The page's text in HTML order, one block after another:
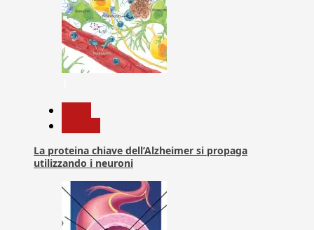
La proteina chiave dell’Alzheimer si propaga
utilizzando i neuroni